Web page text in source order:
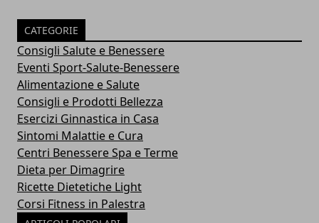
CATEGORIE
Consigli Salute e Benessere
Eventi Sport-Salute-Benessere
Alimentazione e Salute
Consigli e Prodotti Bellezza
Esercizi Ginnastica in Casa
Sintomi Malattie e Cura
Centri Benessere Spa e Terme
Dieta per Dimagrire
Ricette Dietetiche Light
Corsi Fitness in Palestra